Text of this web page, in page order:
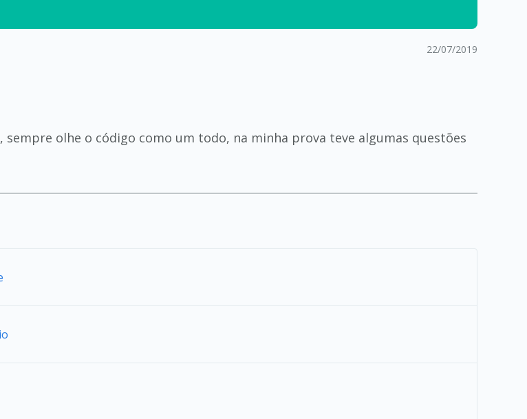
22/07/2019
olhe o código como um todo, na minha prova teve algumas questões